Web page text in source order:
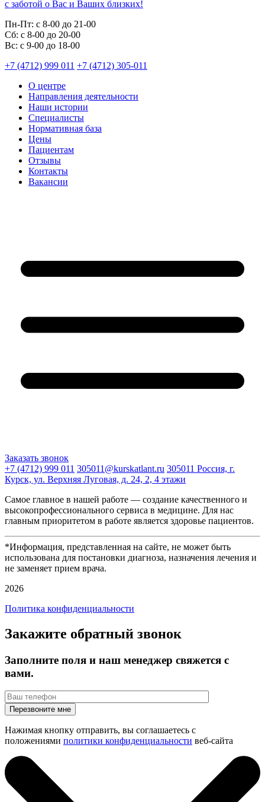
с заботой о Вас и Ваших близких!
Пн-Пт: с 8-00 до 21-00
Cб: с 8-00 до 20-00
Вс: с 9-00 до 18-00
+7 (4712) 999 011 +7 (4712) 305-011
О центре
Направления деятельности
Наши истории
Специалисты
Нормативная база
Цены
Пациентам
Отзывы
Контакты
Вакансии
Заказать звонок
+7 (4712) 999 011 305011@kurskatlant.ru 305011 Россия, г.
Курск, ул. Верхняя Луговая, д. 24, 2, 4 этажи
Самое главное в нашей работе — создание качественного и
высокопрофессионального сервиса в медицине. Для нас
главным приоритетом в работе является здоровье пациентов.
*Информация, представленная на сайте, не может быть
использована для постановки диагноза, назначения лечения и
не заменяет прием врача.
2026
Политика конфиденциальности
Закажите обратный звонок
Заполните поля и наш менеджер свяжется с
вами.
Нажимая кнопку отправить, вы соглашаетесь с
положениями политики конфиденциальности веб-сайта